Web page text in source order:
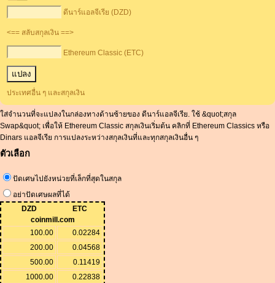
ดีนาร์แอลจีเรีย (DZD)
<== สลับสกุลเงิน ==>
Ethereum Classic (ETC)
ประเทศอื่น ๆ และสกุลเงิน
ใส่จำนวนที่จะแปลงในกล่องทางด้านซ้ายของ ดีนาร์แอลจีเรีย. ใช้ &quot;สกุล
Swap&quot; เพื่อให้ Ethereum Classic สกุลเงินเริ่มต้น คลิกที่ Ethereum Classics หรือ
Dinars แอลจีเรีย การแปลงระหว่างสกุลเงินที่และทุกสกุลเงินอื่น ๆ
ตัวเลือก
ปัดเศษไปยังหน่วยที่เล็กที่สุดในสกุล
อย่าปัดเศษผลที่ได้
DZD
ETC
coinmill.com
100.00
0.02284
200.00
0.04568
500.00
0.11419
1000.00
0.22838